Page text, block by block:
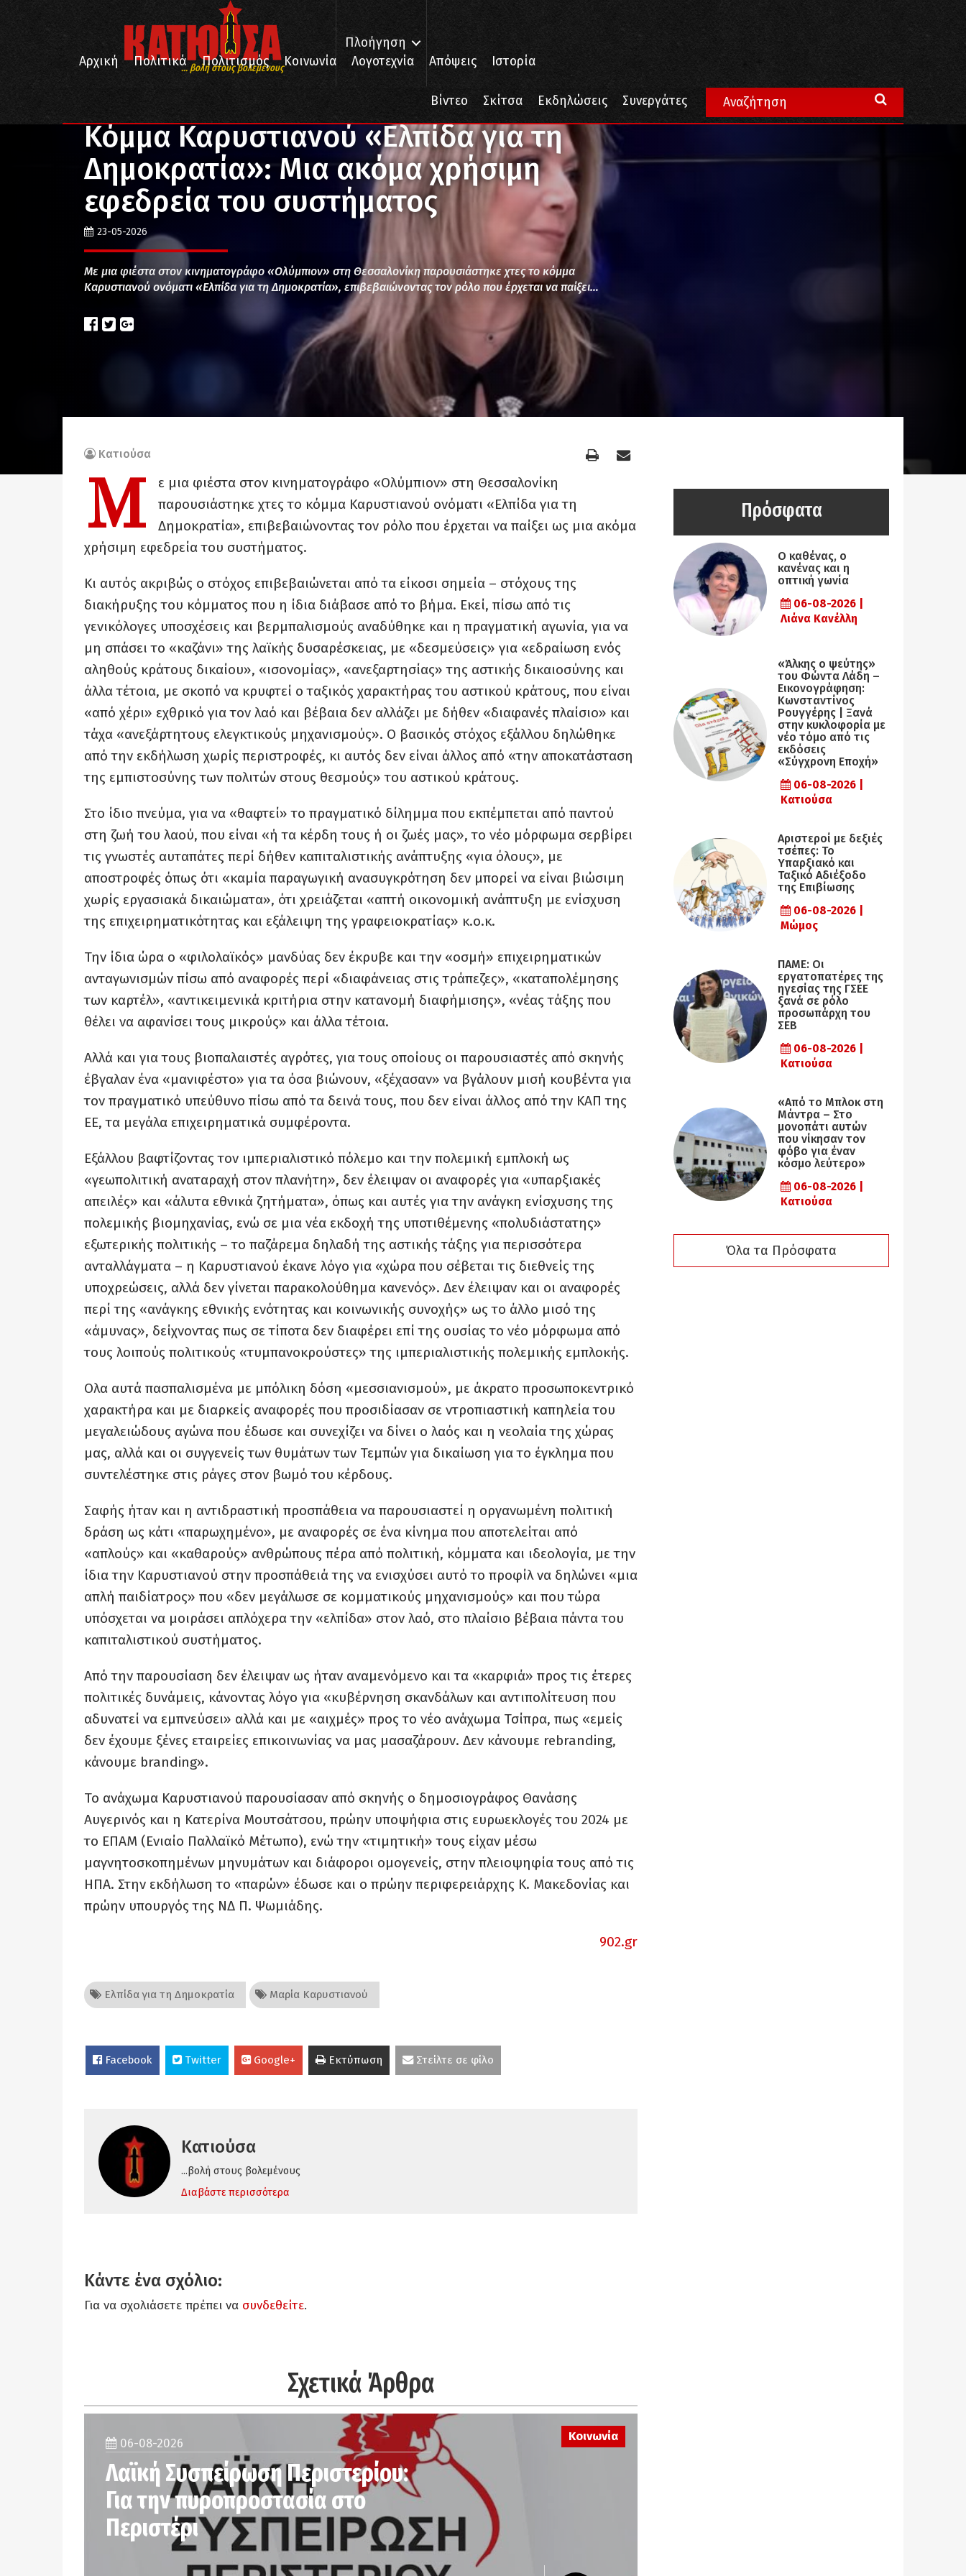
... βολή στους βολεμένους
Πλοήγηση
Αρχική
Πολιτικά Πολιτισμός Κοινωνία Λογοτεχνία Απόψεις Ιστορία
Βίντεο Σκίτσα Εκδηλώσεις Συνεργάτες
Κοινωνία Κόμμα Καρυστιανού «Ελπίδα για τη Δημοκρατία»: Μια ακόμα χρήσιμη εφεδρεία του συστήματος
Κόμμα Καρυστιανού «Ελπίδα για τη
Δημοκρατία»: Μια ακόμα χρήσιμη
εφεδρεία του συστήματος
23-05-2026
Με μια φιέστα στον κινηματογράφο «Ολύμπιον» στη Θεσσαλονίκη παρουσιάστηκε χτες το κόμμα
Καρυστιανού ονόματι «Ελπίδα για τη Δημοκρατία», επιβεβαιώνοντας τον ρόλο που έρχεται να παίξει…
Κατιούσα
Μ
ε μια φιέστα στον κινηματογράφο «Ολύμπιον» στη Θεσσαλονίκη
παρουσιάστηκε χτες το κόμμα Καρυστιανού ονόματι «Ελπίδα για τη
Δημοκρατία», επιβεβαιώνοντας τον ρόλο που έρχεται να παίξει ως μια ακόμα
χρήσιμη εφεδρεία του συστήματος.
Κι αυτός ακριβώς ο στόχος επιβεβαιώνεται από τα είκοσι σημεία – στόχους της
διακήρυξης του κόμματος που η ίδια διάβασε από το βήμα. Εκεί, πίσω από τις
γενικόλογες υποσχέσεις και βερμπαλισμούς αναδύθηκε και η πραγματική αγωνία, για να
μη σπάσει το «καζάνι» της λαϊκής δυσαρέσκειας, με «δεσμεύσεις» για «εδραίωση ενός
αληθούς κράτους δικαίου», «ισονομίας», «ανεξαρτησίας» της αστικής δικαιοσύνης και
άλλα τέτοια, με σκοπό να κρυφτεί ο ταξικός χαρακτήρας του αστικού κράτους, που είναι
«από χέρι» εχθρικό για τον λαό και βέβαια δεν αλλάζει με δήθεν «διαφανές πλαίσιο» και
τάχα «ανεξάρτητους ελεγκτικούς μηχανισμούς». Ο βασικός στόχος εξάλλου δηλώθηκε
από την εκδήλωση χωρίς περιστροφές, κι αυτός δεν είναι άλλος από «την αποκατάσταση
της εμπιστοσύνης των πολιτών στους θεσμούς» του αστικού κράτους.
Στο ίδιο πνεύμα, για να «θαφτεί» το πραγματικό δίλημμα που εκπέμπεται από παντού
στη ζωή του λαού, που είναι «ή τα κέρδη τους ή οι ζωές μας», το νέο μόρφωμα σερβίρει
τις γνωστές αυταπάτες περί δήθεν καπιταλιστικής ανάπτυξης «για όλους», με
αποστροφές όπως ότι «καμία παραγωγική ανασυγκρότηση δεν μπορεί να είναι βιώσιμη
χωρίς εργασιακά δικαιώματα», ότι χρειάζεται «απτή οικονομική ανάπτυξη με ενίσχυση
της επιχειρηματικότητας και εξάλειψη της γραφειοκρατίας» κ.ο.κ.
Την ίδια ώρα ο «φιλολαϊκός» μανδύας δεν έκρυβε και την «οσμή» επιχειρηματικών
ανταγωνισμών πίσω από αναφορές περί «διαφάνειας στις τράπεζες», «καταπολέμησης
των καρτέλ», «αντικειμενικά κριτήρια στην κατανομή διαφήμισης», «νέας τάξης που
θέλει να αφανίσει τους μικρούς» και άλλα τέτοια.
Αλλά και για τους βιοπαλαιστές αγρότες, για τους οποίους οι παρουσιαστές από σκηνής
έβγαλαν ένα «μανιφέστο» για τα όσα βιώνουν, «ξέχασαν» να βγάλουν μισή κουβέντα για
τον πραγματικό υπεύθυνο πίσω από τα δεινά τους, που δεν είναι άλλος από την ΚΑΠ της
ΕΕ, τα μεγάλα επιχειρηματικά συμφέροντα.
Εξάλλου βαφτίζοντας τον ιμπεριαλιστικό πόλεμο και την πολεμική εμπλοκή ως
«γεωπολιτική αναταραχή στον πλανήτη», δεν έλειψαν οι αναφορές για «υπαρξιακές
απειλές» και «άλυτα εθνικά ζητήματα», όπως και αυτές για την ανάγκη ενίσχυσης της
πολεμικής βιομηχανίας, ενώ σε μια νέα εκδοχή της υποτιθέμενης «πολυδιάστατης»
εξωτερικής πολιτικής – το παζάρεμα δηλαδή της αστικής τάξης για περισσότερα
ανταλλάγματα – η Καρυστιανού έκανε λόγο για «χώρα που σέβεται τις διεθνείς της
υποχρεώσεις, αλλά δεν γίνεται παρακολούθημα κανενός». Δεν έλειψαν και οι αναφορές
περί της «ανάγκης εθνικής ενότητας και κοινωνικής συνοχής» ως το άλλο μισό της
«άμυνας», δείχνοντας πως σε τίποτα δεν διαφέρει επί της ουσίας το νέο μόρφωμα από
τους λοιπούς πολιτικούς «τυμπανοκρούστες» της ιμπεριαλιστικής πολεμικής εμπλοκής.
Ολα αυτά πασπαλισμένα με μπόλικη δόση «μεσσιανισμού», με άκρατο προσωποκεντρικό
χαρακτήρα και με διαρκείς αναφορές που προσιδίασαν σε ντροπιαστική καπηλεία του
μεγαλειώδους αγώνα που έδωσε και συνεχίζει να δίνει ο λαός και η νεολαία της χώρας
μας, αλλά και οι συγγενείς των θυμάτων των Τεμπών για δικαίωση για το έγκλημα που
συντελέστηκε στις ράγες στον βωμό του κέρδους.
Σαφής ήταν και η αντιδραστική προσπάθεια να παρουσιαστεί η οργανωμένη πολιτική
δράση ως κάτι «παρωχημένο», με αναφορές σε ένα κίνημα που αποτελείται από
«απλούς» και «καθαρούς» ανθρώπους πέρα από πολιτική, κόμματα και ιδεολογία, με την
ίδια την Καρυστιανού στην προσπάθειά της να ενισχύσει αυτό το προφίλ να δηλώνει «μια
απλή παιδίατρος» που «δεν μεγάλωσε σε κομματικούς μηχανισμούς» και που τώρα
υπόσχεται να μοιράσει απλόχερα την «ελπίδα» στον λαό, στο πλαίσιο βέβαια πάντα του
καπιταλιστικού συστήματος.
Από την παρουσίαση δεν έλειψαν ως ήταν αναμενόμενο και τα «καρφιά» προς τις έτερες
πολιτικές δυνάμεις, κάνοντας λόγο για «κυβέρνηση σκανδάλων και αντιπολίτευση που
αδυνατεί να εμπνεύσει» αλλά και με «αιχμές» προς το νέο ανάχωμα Τσίπρα, πως «εμείς
δεν έχουμε ξένες εταιρείες επικοινωνίας να μας μασαζάρουν. Δεν κάνουμε rebranding,
κάνουμε branding».
Το ανάχωμα Καρυστιανού παρουσίασαν από σκηνής ο δημοσιογράφος Θανάσης
Αυγερινός και η Κατερίνα Μουτσάτσου, πρώην υποψήφια στις ευρωεκλογές του 2024 με
το ΕΠΑΜ (Ενιαίο Παλλαϊκό Μέτωπο), ενώ την «τιμητική» τους είχαν μέσω
μαγνητοσκοπημένων μηνυμάτων και διάφοροι ομογενείς, στην πλειοψηφία τους από τις
ΗΠΑ. Στην εκδήλωση το «παρών» έδωσε και ο πρώην περιφερειάρχης Κ. Μακεδονίας και
πρώην υπουργός της ΝΔ Π. Ψωμιάδης.
902.gr
Ελπίδα για τη Δημοκρατία Μαρία Καρυστιανού
Facebook Twitter Google+ Εκτύπωση Στείλτε σε φίλο
Κατιούσα
...βολή στους βολεμένους
Διαβάστε περισσότερα
Κάντε ένα σχόλιο:
Για να σχολιάσετε πρέπει να συνδεθείτε.
Σχετικά Άρθρα
Κοινωνία
06-08-2026
Λαϊκή Συσπείρωση Περιστερίου:
Για την πυροπροστασία στο
Περιστέρι
Πρόσφατα
Ο καθένας, ο
κανένας και η
οπτική γωνία
06-08-2026 |
Λιάνα Κανέλλη
«Άλκης ο ψεύτης»
του Φώντα Λάδη –
Εικονογράφηση:
Κωνσταντίνος
Ρουγγέρης | Ξανά
στην κυκλοφορία με
νέο τόμο από τις
εκδόσεις
«Σύγχρονη Εποχή»
06-08-2026 |
Κατιούσα
Αριστεροί με δεξιές
τσέπες: Το
Υπαρξιακό και
Ταξικό Αδιέξοδο
της Επιβίωσης
06-08-2026 |
Μώμος
ΠΑΜΕ: Οι
εργατοπατέρες της
ηγεσίας της ΓΣΕΕ
ξανά σε ρόλο
προσωπάρχη του
ΣΕΒ
06-08-2026 |
Κατιούσα
«Από το Μπλοκ στη
Μάντρα – Στο
μονοπάτι αυτών
που νίκησαν τον
φόβο για έναν
κόσμο λεύτερο»
06-08-2026 |
Κατιούσα
Όλα τα Πρόσφατα